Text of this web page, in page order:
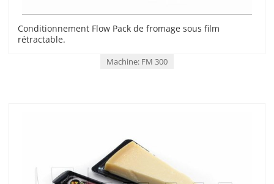
Conditionnement Flow Pack de fromage sous film
rétractable.
Machine: FM 300